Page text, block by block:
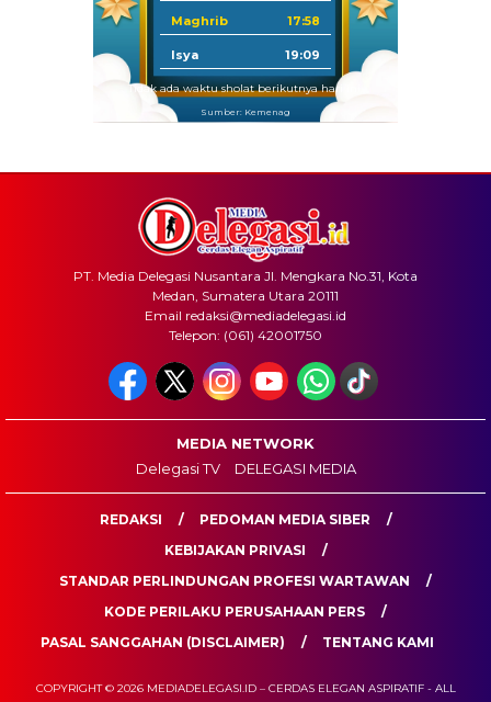
Maghrib 17:58
Isya 19:09
Tidak ada waktu sholat berikutnya hari ini.
Sumber: Kemenag
PT. Media Delegasi Nusantara Jl. Mengkara No.31, Kota
Medan, Sumatera Utara 20111
Email redaksi@mediadelegasi.id
Telepon: (061) 42001750
MEDIA NETWORK
Delegasi TV
DELEGASI MEDIA
REDAKSI
PEDOMAN MEDIA SIBER
KEBIJAKAN PRIVASI
STANDAR PERLINDUNGAN PROFESI WARTAWAN
KODE PERILAKU PERUSAHAAN PERS
PASAL SANGGAHAN (DISCLAIMER)
TENTANG KAMI
COPYRIGHT © 2026 MEDIADELEGASI.ID – CERDAS ELEGAN ASPIRATIF - ALL